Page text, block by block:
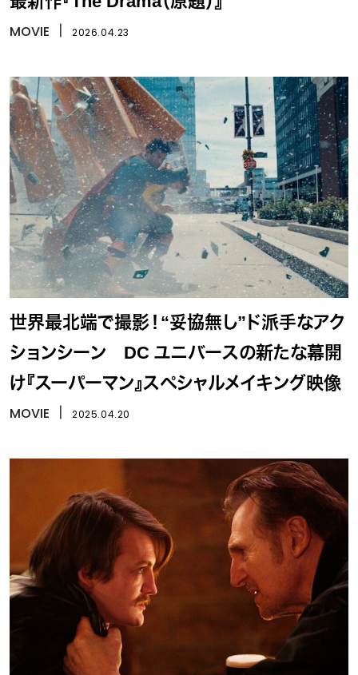
MOVIE 2026.04.23
世界最北端で撮影！“妥協無し”ド派手なアク
ションシーン DC ユニバースの新たな幕開
け『スーパーマン』スペシャルメイキング映像
MOVIE 2025.04.20